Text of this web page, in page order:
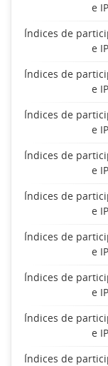
e
Índices de
e
Índices de
e
Índices de
e
Índices de
e
Índices de
e
Índices de
e
Índices de
e
Índices de
e
Índices de